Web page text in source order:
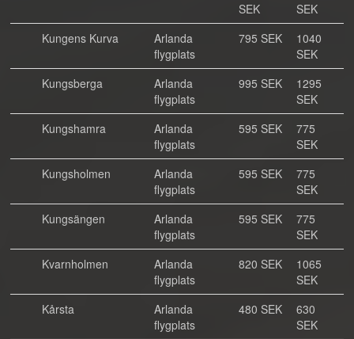
SEK
SEK
Kungens Kurva
Arlanda
flygplats
795 SEK
1040
SEK
Kungsberga
Arlanda
flygplats
995 SEK
1295
SEK
Kungshamra
Arlanda
flygplats
595 SEK
775
SEK
Kungsholmen
Arlanda
flygplats
595 SEK
775
SEK
Kungsängen
Arlanda
flygplats
595 SEK
775
SEK
Kvarnholmen
Arlanda
flygplats
820 SEK
1065
SEK
Kårsta
Arlanda
flygplats
480 SEK
630
SEK